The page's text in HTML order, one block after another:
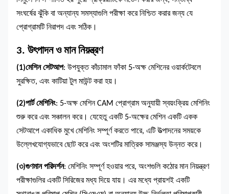
সংঘর্ষের ঝুঁকি বা অন্যান্য সমস্যাগুলি পরীক্ষা করে নিশ্চিত করার জন্য যে
প্রোগ্রামটি নিরাপদ এবং সঠিক।
3. উৎপাদন ও মান নিয়ন্ত্রণ
(1)মেশিন সেটআপ: উপযুক্ত কাঁচামাল ফাঁকা 5-অক্ষ মেশিনের ওয়ার্কটেবলে
সুরক্ষিত, এবং কাটিয়া টুল মাউন্ট করা হয়।
(2)পার্ট মেশিনিং: 5-অক্ষ মেশিন CAM প্রোগ্রাম অনুযায়ী স্বয়ংক্রিয় মেশিনিং
শুরু করে এবং সঞ্চালন করে। যেহেতু একটি 5-অক্ষের মেশিন একটি একক
সেটআপে একাধিক মুখে মেশিনিং সম্পূর্ণ করতে পারে, এটি উত্পাদনের সময়কে
উল্লেখযোগ্যভাবে ছোট করে এবং অংশটির মাত্রিক সামঞ্জস্য উন্নত করে।
(৩)গুণমান পরিদর্শন: মেশিনিং সম্পূর্ণ হওয়ার পরে, অংশগুলি কঠোর মান নিয়ন্ত্রণ
পরীক্ষাগুলির একটি সিরিজের মধ্য দিয়ে যায়। এর মধ্যে প্রায়শই একটি